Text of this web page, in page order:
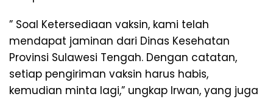
” Soal Ketersediaan vaksin, kami telah
mendapat jaminan dari Dinas Kesehatan
Provinsi Sulawesi Tengah. Dengan catatan,
setiap pengiriman vaksin harus habis,
kemudian minta lagi,” ungkap Irwan, yang juga